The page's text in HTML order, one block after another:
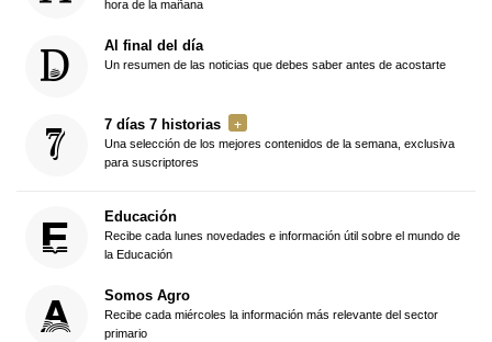
hora de la mañana
Al final del día
Un resumen de las noticias que debes saber antes de acostarte
7 días 7 historias
Una selección de los mejores contenidos de la semana, exclusiva
para suscriptores
Educación
Recibe cada lunes novedades e información útil sobre el mundo de
la Educación
Somos Agro
Recibe cada miércoles la información más relevante del sector
primario